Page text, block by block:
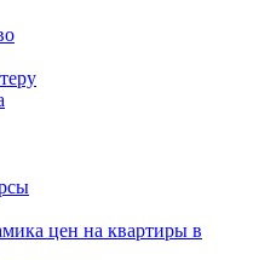
цен на квартиры в